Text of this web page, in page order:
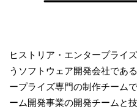
ヒストリア・エンタープライ
うソフトウェア開発会社であ
ープライズ専門の制作チーム
ーム開発事業の開発チームと